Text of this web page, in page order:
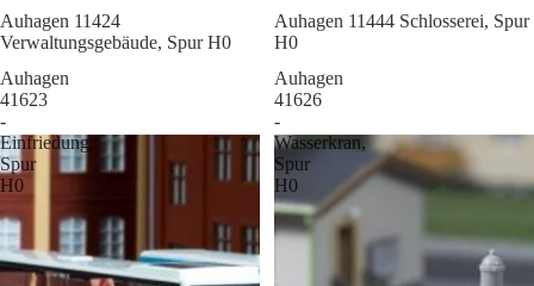
Sale
Auhagen 11424
Verwaltungsgebäude, Spur H0
Sale
Auhagen 11444 Schlosserei, Spur
H0
Auhagen
41623
-
Einfriedung,
Spur
H0
Auhagen
41626
-
Wasserkran,
Spur
H0